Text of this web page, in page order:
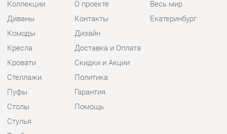
Стеллажи
Пуфы
Столы
Стулья
Тумбы
Шкафы
Комплектующие
Политика
Гарантия
Помощь
Шоурум и склад самовывоза